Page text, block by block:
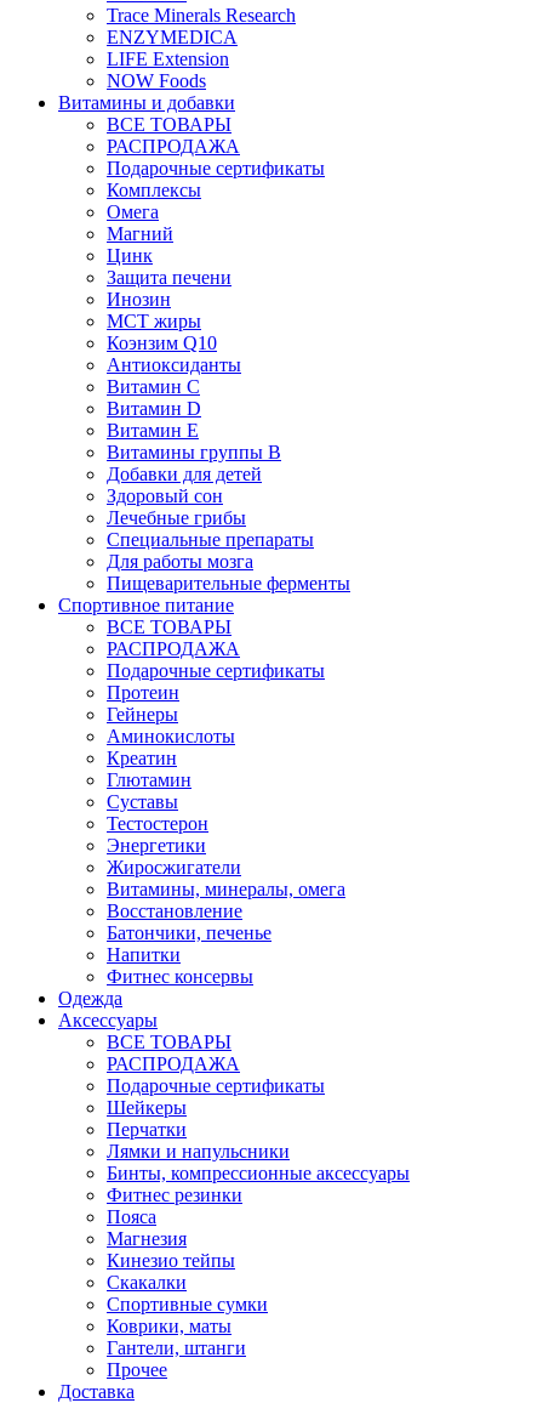
Trace Minerals Research
ENZYMEDICA
LIFE Extension
NOW Foods
Витамины и добавки
ВСЕ ТОВАРЫ
РАСПРОДАЖА
Подарочные сертификаты
Комплексы
Омега
Магний
Цинк
Защита печени
Инозин
МСТ жиры
Коэнзим Q10
Антиоксиданты
Витамин С
Витамин D
Витамин Е
Витамины группы B
Добавки для детей
Здоровый сон
Лечебные грибы
Специальные препараты
Для работы мозга
Пищеварительные ферменты
Спортивное питание
ВСЕ ТОВАРЫ
РАСПРОДАЖА
Подарочные сертификаты
Протеин
Гейнеры
Аминокислоты
Креатин
Глютамин
Суставы
Тестостерон
Энергетики
Жиросжигатели
Витамины, минералы, омега
Восстановление
Батончики, печенье
Напитки
Фитнес консервы
Одежда
Аксессуары
ВСЕ ТОВАРЫ
РАСПРОДАЖА
Подарочные сертификаты
Шейкеры
Перчатки
Лямки и напульсники
Бинты, компрессионные аксессуары
Фитнес резинки
Пояса
Магнезия
Кинезио тейпы
Скакалки
Спортивные сумки
Коврики, маты
Гантели, штанги
Прочее
Доставка